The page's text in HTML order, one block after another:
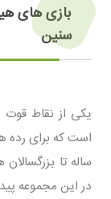
بازی های
سنین
یکی از نقاط قوت
است که برای
ساله تا
در این مجموعه